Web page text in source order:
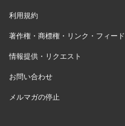
利用規約
著作権・商標権・リンク・フィード
情報提供・リクエスト
お問い合わせ
メルマガの停止